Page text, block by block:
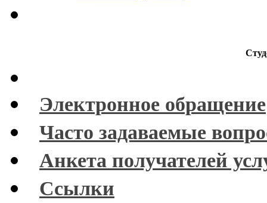
Электронное обращение
Часто задаваемые
Анкета получателей
Ссылки